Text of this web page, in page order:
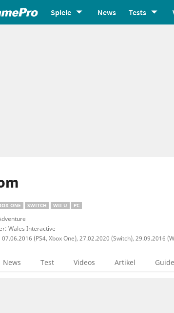
Spiele News Tests
ONE SWITCH WII U PC
Wales Interactive
07.06.2016 (PS4, Xbox One), 27.02.2020 (Switch), 29.09.2016
News Test Videos Artikel